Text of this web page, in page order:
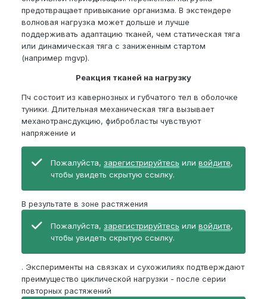
предотвращает привыкание организма. В экстендере
волновая нагрузка может дольше и лучше
поддерживать адаптацию тканей, чем статическая тяга
или динамическая тяга с заниженным стартом
(например mgvp).
Реакция тканей на нагрузку
Пч состоит из кавернозных и губчатого тел в оболочке
туники. Длительная механическая тяга вызывает
механотрансдукцию, фибробласты чувствуют
напряжение и
Пожалуйста, зарегистрируйтесь или войдите,
чтобы увидеть скрытую ссылку.
В результате в зоне растяжения
Пожалуйста, зарегистрируйтесь или войдите,
чтобы увидеть скрытую ссылку.
. Эксперименты на связках и сухожилиях подтверждают
преимущество циклической нагрузки - после серии
повторных растяжений